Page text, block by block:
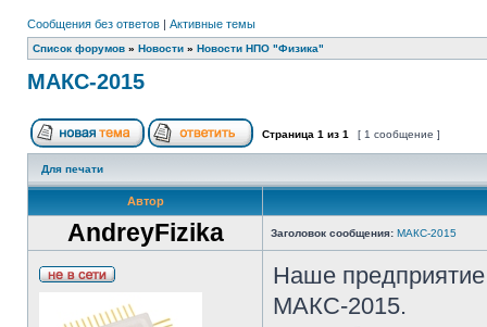
Сообщения без ответов | Активные темы
Список форумов » Новости » Новости НПО "Физика"
МАКС-2015
Страница 1 из 1 [ 1 сообщение ]
Для печати
Автор
AndreyFizika Заголовок сообщения: МАКС-2015
Наше
МАКС-2015.